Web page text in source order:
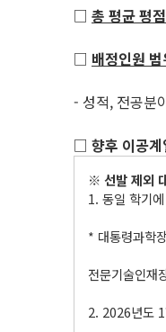
□ 총 평균 평점
□ 배정인원
- 성적, 전공분
□ 향후 이공
※ 선발 제외
1. 동일 학기
* 대통령과학
전문기술인재
2. 2026년도